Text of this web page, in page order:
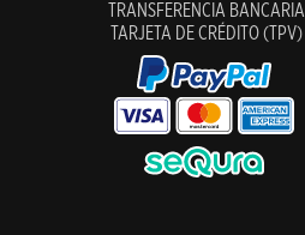
TRANSFERENCIA BANCARIA
TARJETA DE CRÉDITO (TPV)